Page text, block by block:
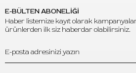
E-BÜLTEN ABONELİĞİ
Haber listemize kayıt olarak
ürünlerden ilk siz haberdar olabilirsiniz.